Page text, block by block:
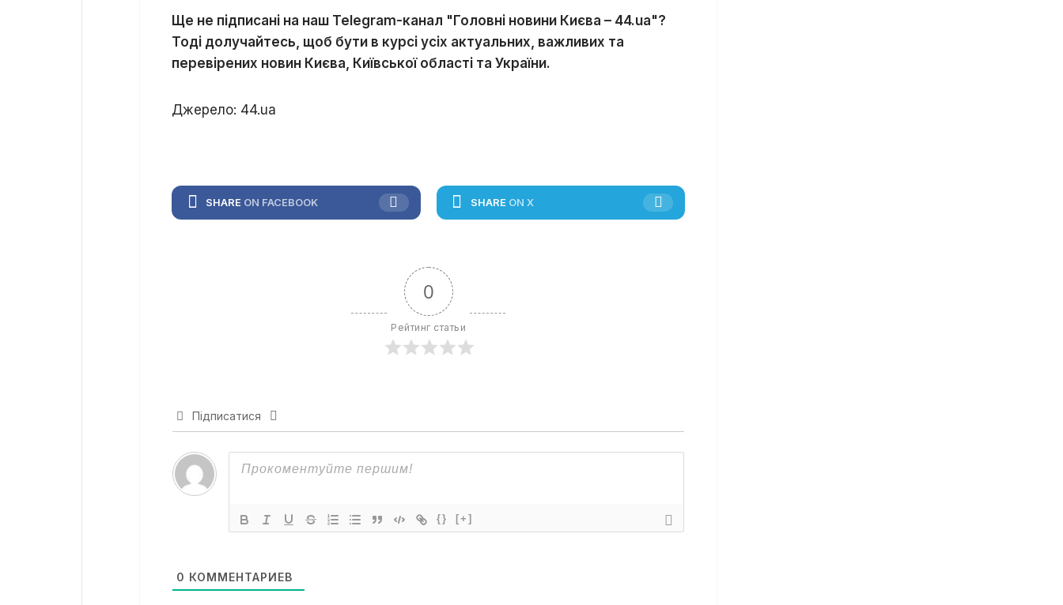
Ще не підписані на наш Telegram-канал "Головні новини Києва – 44.ua"?
Тоді долучайтесь, щоб бути в курсі усіх актуальних, важливих та
перевірених новин Києва, Київської області та України.
Джерело: 44.ua
SHARE ON FACEBOOK SHARE ON X
0
Рейтинг статьи
Підписатися
{} [+]
0 КОММЕНТАРИЕВ